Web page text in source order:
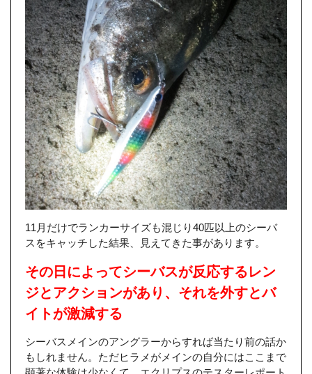
11月だけでランカーサイズも混じり40匹以上のシーバ
スをキャッチした結果、見えてきた事があります。
その日によってシーバスが反応するレン
ジとアクションがあり、それを外すとバ
イトが激減する
シーバスメインのアングラーからすれば当たり前の話か
もしれません。ただヒラメがメインの自分にはここまで